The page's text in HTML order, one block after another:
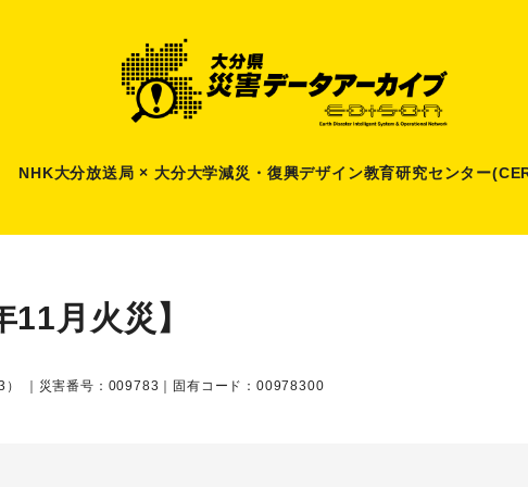
NHK大分放送局 × 大分大学減災 ・ 復興デザイン教育研究センター
11月火災】
） ｜災害番号：009783｜固有コード：00978300